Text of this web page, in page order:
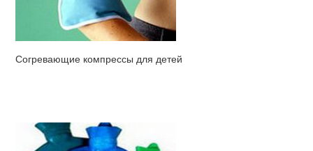
Cогревающие компрессы для детей